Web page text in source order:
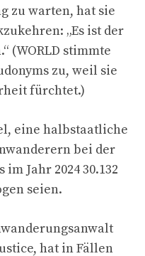
zu warten, hat sie
„Es ist der
(WORLD stimmte
zu, weil sie
fürchtet.)
eine halbstaatliche
bei der
Jahr 2024 30.132
seien.
hat in Fällen